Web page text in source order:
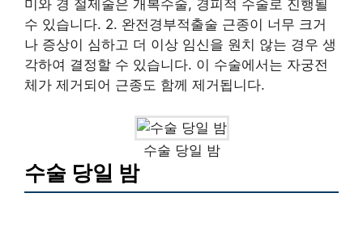
미와 경 절제술은 개복수술, 경피적 수술로 진행될
수 있습니다. 2. 완전경부적출술 근종이 너무 크거
나 증상이 심하고 더 이상 임신을 원치 않는 경우 생
각하여 결정할 수 있습니다. 이 수술에서는 자궁전
체가 제거되어 근종도 함께 제거됩니다.
수술 당일 밤
수술 당일 밤